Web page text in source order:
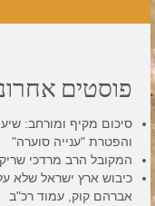
פוסטים
סיכום מקיף ומורחב:
והפטרת "ענייה סוערה"
המקובל הרב מרדכי
כיבוש ארץ ישראל שלא
אברהם קוק, עמוד רכ"ב